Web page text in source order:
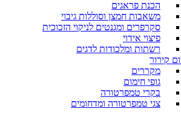
הכנת פראגים
משאבות חמצן וסוללות גיבוי
סקרפרים ומגנטים לניקוי הזכוכית
פיצוי אידוי
רשתות ומלכודות לדגים
קירור
מקררים
גופי חימום
בקרי טמפרטורה
צגי טמפרטורה ומדחומים